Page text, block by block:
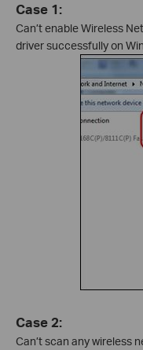
Case 1:
Can’t enable Wireless
driver successfully on
Case 2:
Can’t scan any wireless